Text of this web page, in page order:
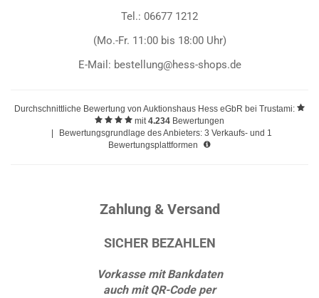
Tel.: 06677 1212
(Mo.-Fr. 11:00 bis 18:00 Uhr)
E-Mail: bestellung@hess-shops.de
Durchschnittliche Bewertung von Auktionshaus Hess eGbR bei Trustami:
mit4.234 Bewertungen
Bewertungsgrundlage des Anbieters: 3 Verkaufs- und 1
Bewertungsplattformen
Zahlung & Versand
SICHER BEZAHLEN
Vorkasse mit Bankdaten
auch mit QR-Code per